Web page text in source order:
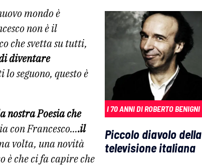
I 70 ANNI DI ROBERTO BENIGNI
Piccolo diavolo della
televisione italiana
mondo è
non è il
che svetta su tutti,
diventare
lo seguono, questo è
Poesia che
con Francesco….il
volta, una novità
è che ci fa capire che